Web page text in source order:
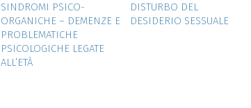
SINDROMI PSICO-
ORGANICHE – DEMENZE E
PROBLEMATICHE
PSICOLOGICHE LEGATE
ALL’ETÀ
DISTURBO DEL
DESIDERIO SESSUALE